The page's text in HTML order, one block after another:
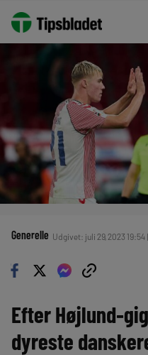
Generelle Udgivet: juli 29, 2023
Efter Højlund-
dyreste